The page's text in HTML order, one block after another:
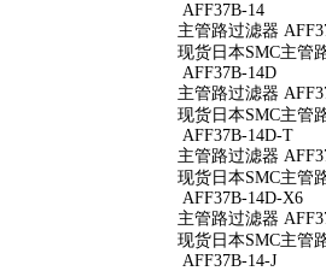
AFF37B-14
主管路过滤器
现货日本SMC主管
AFF37B-14D
主管路过滤器
现货日本SMC主管
AFF37B-14D-T
主管路过滤器
现货日本SMC主管
AFF37B-14D-X6
主管路过滤器
现货日本SMC主管
AFF37B-14-J